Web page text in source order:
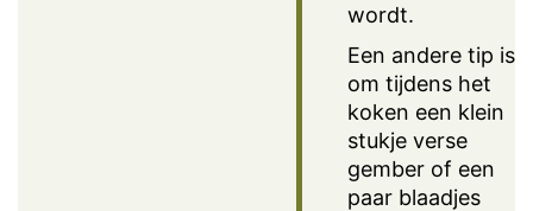
wordt.
Een andere tip is
om tijdens het
koken een klein
stukje verse
gember of een
paar blaadjes